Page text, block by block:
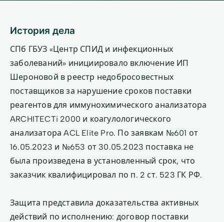
История дела
СПб ГБУЗ «Центр СПИД и инфекционных
заболеваний» инициировало включение ИП
Шероновой в реестр недобросовестных
поставщиков за нарушение сроков поставки
реагентов для иммунохимического анализатора
ARCHITECTi 2000 и коагулологического
анализатора ACL Elite Pro. По заявкам №601 от
16.05.2023 и №653 от 30.05.2023 поставка не
была произведена в установленный срок, что
заказчик квалифицировал по п. 2 ст. 523 ГК РФ.
Защита представила доказательства активных
действий по исполнению: договор поставки